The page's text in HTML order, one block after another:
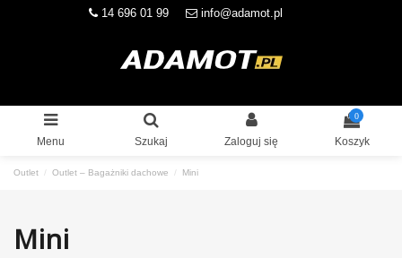
14 696 01 99 info@adamot.pl
Menu Szukaj Zaloguj się
0
Koszyk
Outlet Outlet – Bagażniki dachowe Mini
Mini